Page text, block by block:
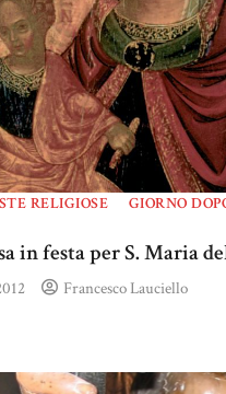
RELIGIOSE
GIORNO
in festa per S. Maria
Francesco Lauciello